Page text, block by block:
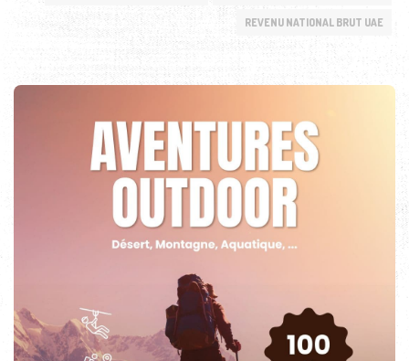
REVENU NATIONAL BRUT UAE